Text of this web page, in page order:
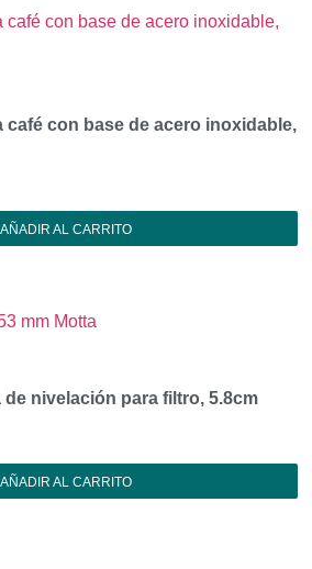
café con base de acero inoxidable,
AÑADIR AL CARRITO
de nivelación para filtro, 5.8cm
AÑADIR AL CARRITO